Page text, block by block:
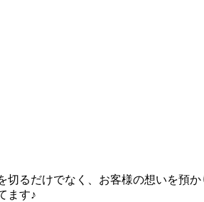
るだけでなく、お客様の想いを預
ます♪